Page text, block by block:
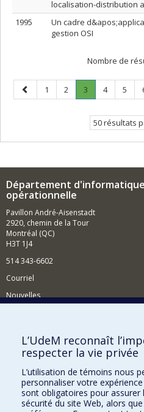
localisation-distribution
1995
Un cadre
gestion OSI
Nombre de
Page
précédente
Page
1 Page
2 Page
3
Page
Page
4 Page
5
50 résultats
Département
opérationnelle
Pavillon André-Aisenstadt
2920, chemin de la Tour
Montréal (QC)
H3T 1J4
514 343-6602
Courriel
Nouvelles
Comment soutenir le
BESOIN D'AIDE?
Plan du site
Signaler une erreur
Accessibilité
L’UdeM reconnaît
respecter la vie privée
L’utilisation de témoins nous
personnaliser votre
sont obligatoires pour
sécurité du site Web, alors